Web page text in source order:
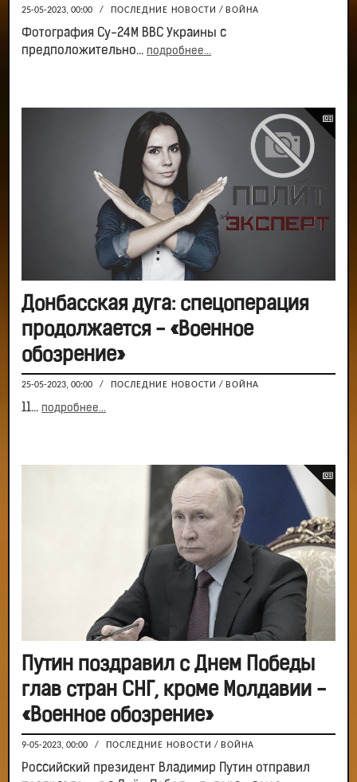
25-05-2023, 00:00 / ПОСЛЕДНИЕ НОВОСТИ / ВОЙНА
Фотография Су-24М ВВС Украины с
предположительно... подробнее...
Донбасская дуга: спецоперация
продолжается - «Военное
обозрение»
25-05-2023, 00:00 / ПОСЛЕДНИЕ НОВОСТИ / ВОЙНА
11... подробнее...
Путин поздравил с Днем Победы
глав стран СНГ, кроме Молдавии -
«Военное обозрение»
9-05-2023, 00:00 / ПОСЛЕДНИЕ НОВОСТИ / ВОЙНА
Российский президент Владимир Путин отправил